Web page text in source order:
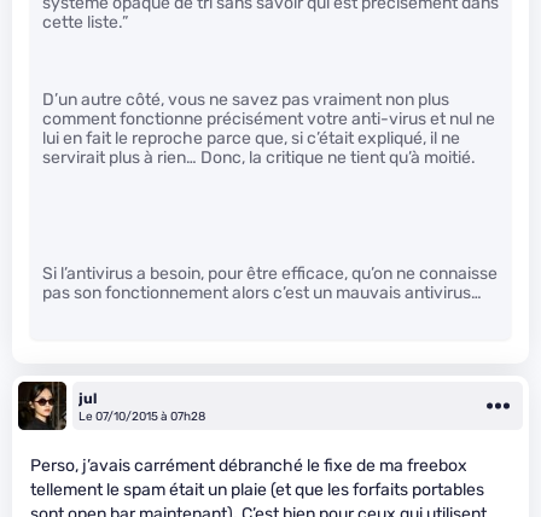
cette liste.”
D’un autre côté, vous ne savez pas vraiment non plus
comment fonctionne précisément votre anti-virus et nul ne
lui en fait le reproche parce que, si c’était expliqué, il ne
servirait plus à rien… Donc, la critique ne tient qu’à moitié.
Si l’antivirus a besoin, pour être efficace, qu’on ne connaisse
pas son fonctionnement alors c’est un mauvais antivirus…
jul
Le 07/10/2015 à 07h28
Perso, j’avais carrément débranché le fixe de ma freebox
tellement le spam était un plaie (et que les forfaits portables